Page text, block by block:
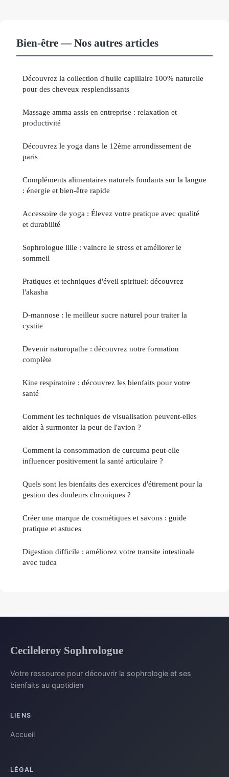
Bien-être — Nos autres articles
Découvrez la collection d'huile capillaire 100% naturelle
pour des cheveux resplendissants
Massage amma assis en entreprise : relaxation et
productivité
Découvrez le yoga dans le 12ème arrondissement de
paris
Compléments alimentaires naturels fondants sur la langue
: énergie et bien-être rapide
Accessoire de yoga : Élevez votre pratique avec qualité
et durabilité
Sophrologue lille : vaincre le stress et améliorer le
sommeil
Pratiques et techniques d'éveil spirituel: découvrez
l'akasha
D-mannose : le meilleur sucre naturel pour traiter la
cystite
Devenir naturopathe : découvrez notre formation
complète
Kine respiratoire : découvrez les bienfaits pour votre
santé
Comment les techniques de visualisation peuvent-elles
aider à surmonter la peur de l'avion ?
Comment la consommation de curcuma peut-elle
influencer positivement la santé articulaire ?
Quels sont les bienfaits des exercices d'étirement pour la
gestion des douleurs chroniques ?
Créer une marque de cosmétiques et savons : guide
pratique et astuces
Digestion difficile : améliorez votre transite intestinale
avec tudca
Cecileleroy Sophrologue
Votre ressource pour découvrir la sophrologie et ses
bienfaits au quotidien
LIENS
Accueil
LÉGAL